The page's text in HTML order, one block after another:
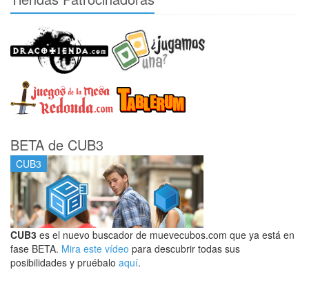
BETA de CUB3
CUB3
CUB3 es el nuevo buscador de muevecubos.com que ya está en
fase BETA. Mira este vídeo para descubrir todas sus
posibilidades y pruébalo aquí.